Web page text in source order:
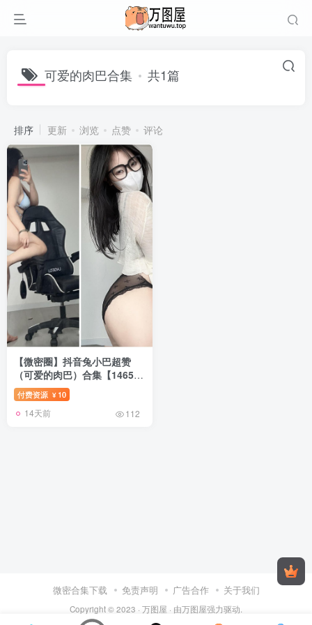
可爱的肉巴合集 共1篇
排序 更新 浏览 点赞 评论
【微密圈】抖音兔小巴超赞
（可爱的肉巴）合集【1465P
422V 3G】
付费资源 ¥ 10
14天前 112
微密合集下载 免责声明 广告合作 关于我们
Copyright © 2023 · 万图屋 · 由万图屋强力驱动.